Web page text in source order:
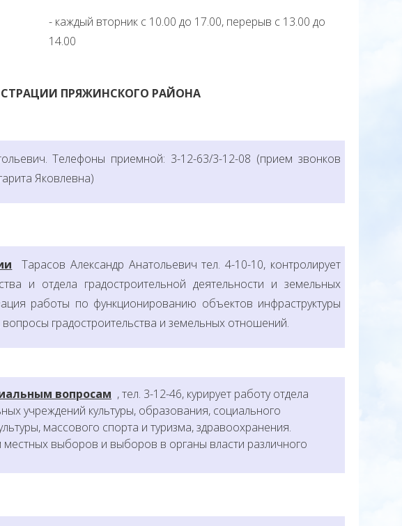
- каждый вторник с 10.00 до 17.00, перерыв с 13.00 до
14.00
ПРЯЖИНСКОГО РАЙОНА
Телефоны приемной: 3-12-63/3-12-08 (прием звонков
Яковлевна)
Тарасов Александр Анатольевич тел. 4-10-10, контролирует
и отдела градостроительной деятельности и земельных
работы по функционированию объектов инфраструктуры
градостроительства и земельных отношений.
вопросам , тел. 3-12-46, курирует работу отдела
учреждений культуры, образования, социального
массового спорта и туризма, здравоохранения.
выборов и выборов в органы власти различного